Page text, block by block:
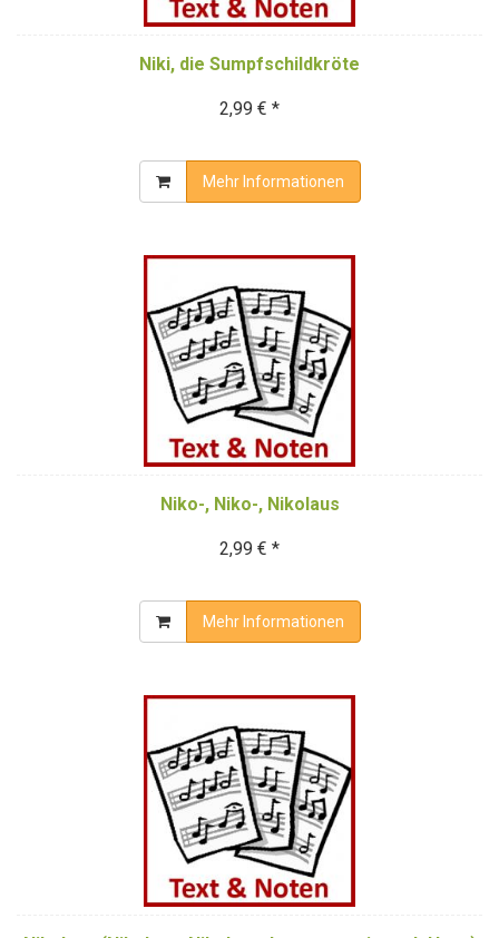
Niki, die Sumpfschildkröte
2,99 € *
Mehr Informationen
Niko-, Niko-, Nikolaus
2,99 € *
Mehr Informationen